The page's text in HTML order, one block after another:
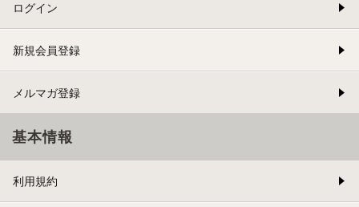
ログイン
新規会員登録
メルマガ登録
基本情報
利用規約